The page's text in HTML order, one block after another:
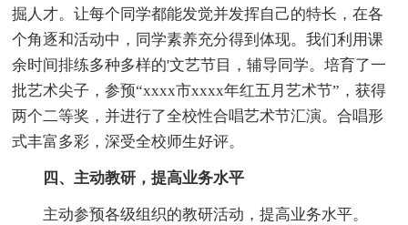
掘人才。让每个同学都能发觉并发挥自己的特长，在各
个角逐和活动中，同学素养充分得到体现。我们利用课
余时间排练多种多样的'文艺节目，辅导同学。培育了一
批艺术尖子，参预“xxxx市xxxx年红五月艺术节”，获得
两个二等奖，并进行了全校性合唱艺术节汇演。合唱形
式丰富多彩，深受全校师生好评。
四、主动教研，提高业务水平
主动参预各级组织的教研活动，提高业务水平。